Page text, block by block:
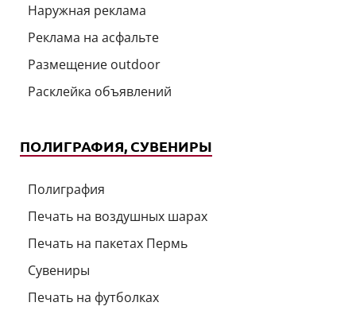
Наружная реклама
Реклама на асфальте
Размещение outdoor
Расклейка объявлений
ПОЛИГРАФИЯ, СУВЕНИРЫ
Полиграфия
Печать на воздушных шарах
Печать на пакетах Пермь
Сувениры
Печать на футболках